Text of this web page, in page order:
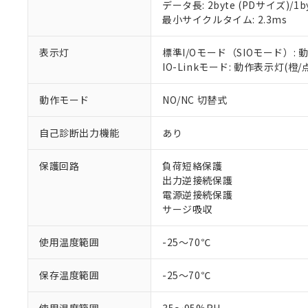
データ長: 2byte (PDサイズ)/
最小サイクルタイム: 2.3ms
表示灯
標準I/Oモード（SIOモード）:
IO-Linkモード: 動作表示灯(橙/
動作モード NO/NC 切替式
自己診断出力機能 あり
保護回路
負荷短絡保護
出力逆接続保護
電源逆接続保護
サージ吸収
使用温度範囲 -25～70℃
保存温度範囲 -25～70℃
ご利用条件
以下の条件をお読
在庫状況お
オムロン制
す。
対応予定：EU
対応予定なし：
調査・確認中：
非該当品：ライセ
仕入先様の事情に
があります。
ル（DBP） 1000ppm
但し、RoHS指令で産業
フタル酸エステル類の
※1 中国
「×」：最大均質
「－」：未確認で
*中国RoHS10物質の基
Pb(鉛) :1000ppm、 Hg(
Cr(Ⅵ)(六価クロム) :
DBP(フタル酸ジブチル
DEHP(フタル酸ビス(2-
※2 環境保護使
「ｅ」：有害物質
味します。
また当社は
号
機器販
空
受注生